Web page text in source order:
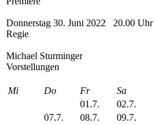
Donnerstag 30. Juni 2022 20.00 Uhr
Regie
Michael Sturminger
Vorstellungen
Mi Do Fr
Sa
01.7.
02.7.
07.7.
08.7.
09.7.